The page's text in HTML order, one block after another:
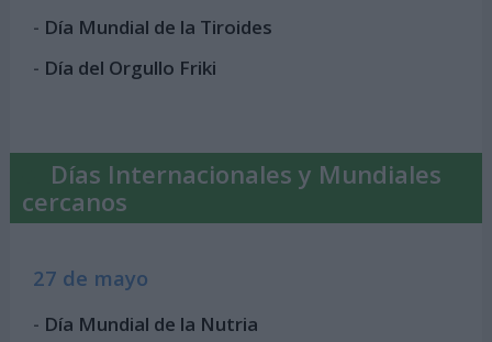
- Día Mundial de la Tiroides
- Día del Orgullo Friki
Días Internacionales y Mundiales
cercanos
27 de mayo
- Día Mundial de la Nutria